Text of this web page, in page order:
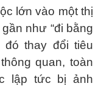
lớn vào một thị
như “đi bằng
đó thay đổi tiêu
quan, toàn
lập tức bị ảnh